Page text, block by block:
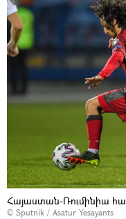
Հայաստան-Ռումինիա
© Sputnik / Asatur Yesayants